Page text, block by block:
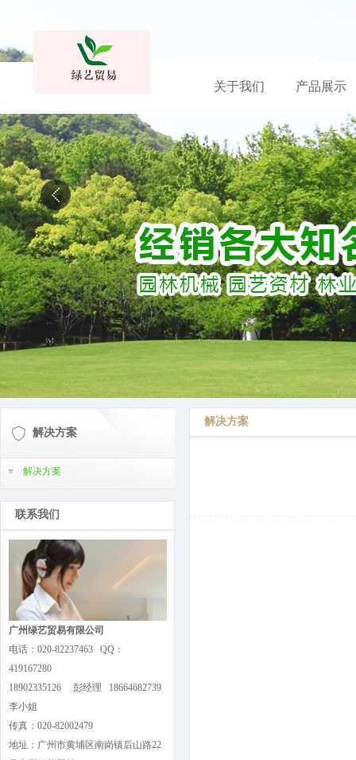
关于我们 产品展示
解决方案
解决方案
联系我们
广州绿艺贸易有限公司
电话：020-82237463 QQ：
419167280
18902335126 彭经理 18664682739
李小姐
传真：020-82002479
地址：广州市黄埔区南岗镇后山路22
解决方案